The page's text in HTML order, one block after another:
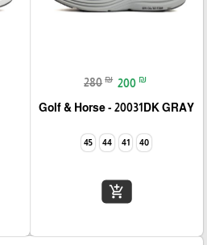
280 ₪ 200 ₪
Golf & Horse - 20031DK GRAY
40
41
44
45
add_shopping_cart